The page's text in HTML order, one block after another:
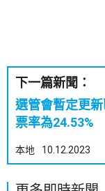
下一篇新聞：
選管會暫定更
票率為24.53%
本地 10.12.2023